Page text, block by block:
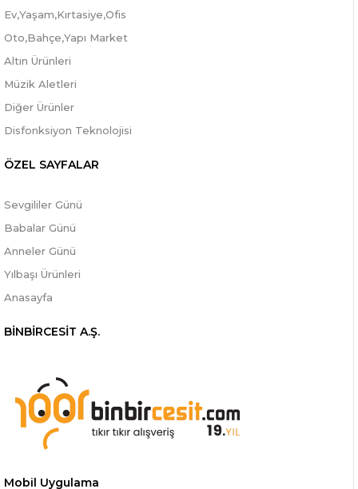
Ev,Yaşam,Kırtasiye,Ofis
Oto,Bahçe,Yapı Market
Altın Ürünleri
Müzik Aletleri
Diğer Ürünler
Disfonksiyon Teknolojisi
ÖZEL SAYFALAR
Sevgililer Günü
Babalar Günü
Anneler Günü
Yılbaşı Ürünleri
Anasayfa
BİNBİRCESİT A.Ş.
Mobil Uygulama